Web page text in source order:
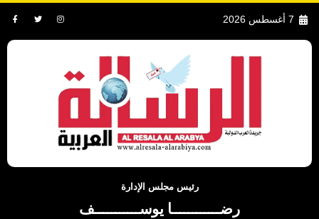
7 أغسطس 2026
رئيس مجلس الإدارة
رضــــــــــــا يوســـــــــــف